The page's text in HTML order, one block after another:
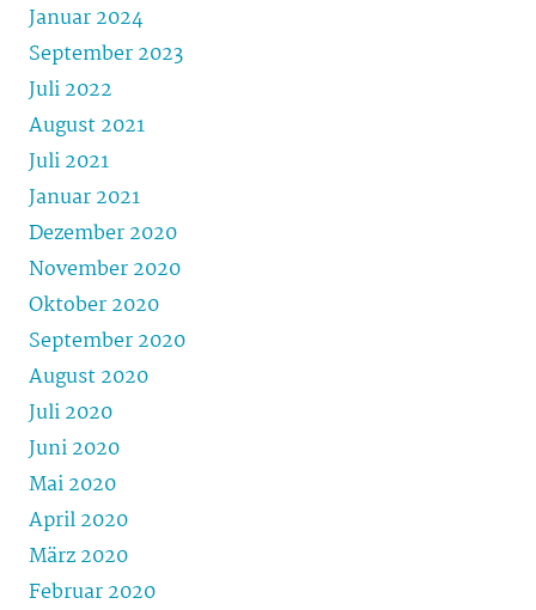
Januar 2024
September 2023
Juli 2022
August 2021
Juli 2021
Januar 2021
Dezember 2020
November 2020
Oktober 2020
September 2020
August 2020
Juli 2020
Juni 2020
Mai 2020
April 2020
März 2020
Februar 2020